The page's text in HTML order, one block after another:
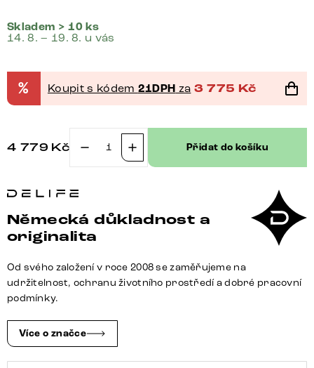
Skladem > 10 ks
14. 8. – 19. 8. u vás
% Koupit s kódem 21DPH za 3 775 Kč
4 779 Kč
Pela-
tkanina
Měkký
béžová
křížová
černá
360°
Přidat do košíku
Německá důkladnost a
originalita
Od svého založení v roce 2008 se zaměřujeme na
udržitelnost, ochranu životního prostředí a dobré pracovní
podmínky.
Více o značce